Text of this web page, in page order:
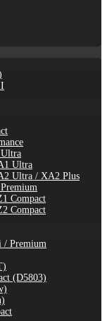
Ultra
Ultra / XA2 Plus
Compact
Compact
/ Premium
(D5803)